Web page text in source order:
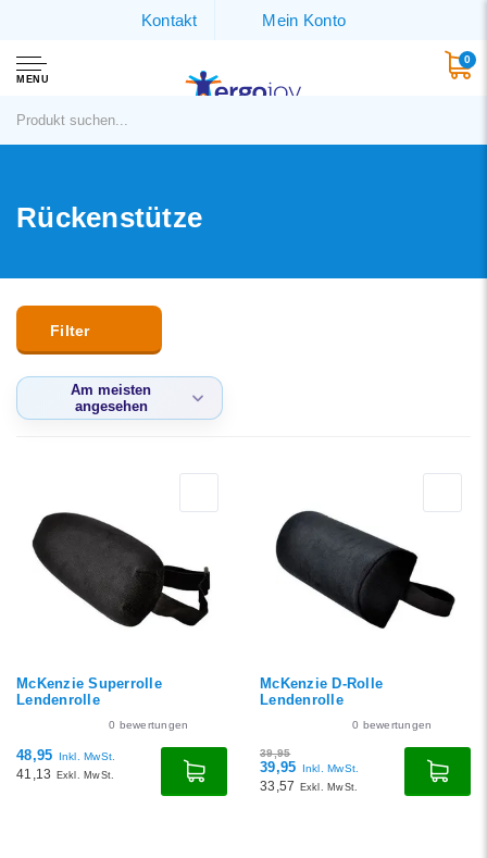
Kontakt Mein Konto
MENU
0
Rückenstütze
Filter
Am meisten
angesehen
Neueste Produkte
Niedrigster Preis
Höchster Preis
McKenzie Superrolle
Lendenrolle
0 bewertungen
48,95 Inkl. MwSt.
41,13 Exkl. MwSt.
McKenzie D-Rolle
Lendenrolle
0 bewertungen
39,95
39,95 Inkl. MwSt.
33,57 Exkl. MwSt.